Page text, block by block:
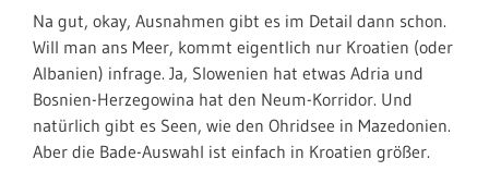
Na gut, okay, Ausnahmen gibt es im Detail dann schon.
Will man ans Meer, kommt eigentlich nur Kroatien (oder
Albanien) infrage. Ja, Slowenien hat etwas Adria und
Bosnien-Herzegowina hat den Neum-Korridor. Und
natürlich gibt es Seen, wie den Ohridsee in Mazedonien.
Aber die Bade-Auswahl ist einfach in Kroatien größer.